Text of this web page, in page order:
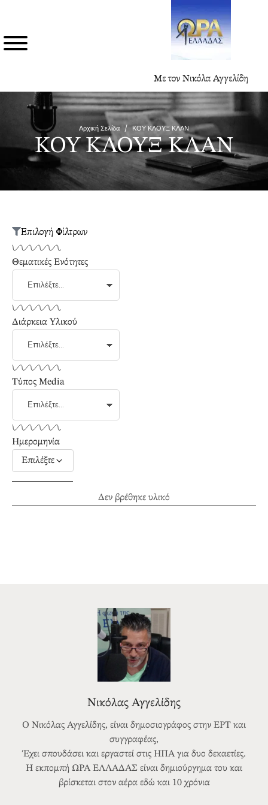
Με τον Νικόλα Αγγελίδη
Αρχική Σελίδα / ΚΟΥ ΚΛΟΥΞ ΚΛΑΝ
ΚΟΥ ΚΛΟΥΞ ΚΛΑΝ
Δεν βρέθηκε υλικό
Επιλογή Φίλτρων
Θεματικές Ενότητες
Διάρκεια Υλικού
Τύπος Media
Ημερομηνία
Επιλέξτε
Νικόλας Αγγελίδης
Ο Νικόλας Αγγελίδης, είναι δημοσιογράφος στην ΕΡΤ και
συγγραφέας,
Έχει σπουδάσει και εργαστεί στις ΗΠΑ για δυο δεκαετίες.
Η εκπομπή ΩΡΑ ΕΛΛΑΔΑΣ είναι δημιούργημα του και
βρίσκεται στον αέρα εδώ και 10 χρόνια